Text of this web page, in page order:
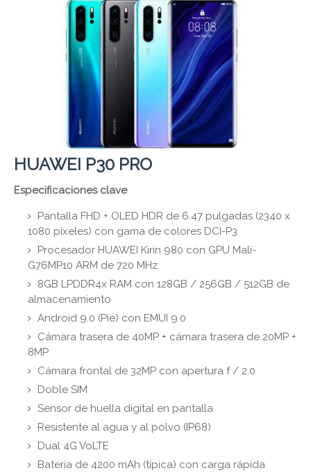
HUAWEI P30 PRO
Especificaciones clave
Pantalla FHD + OLED HDR de 6.47 pulgadas (2340 x
1080 píxeles) con gama de colores DCI-P3
Procesador HUAWEI Kirin 980 con GPU Mali-
G76MP10 ARM de 720 MHz
8GB LPDDR4x RAM con 128GB / 256GB / 512GB de
almacenamiento
Android 9.0 (Pie) con EMUI 9.0
Cámara trasera de 40MP + cámara trasera de 20MP +
8MP
Cámara frontal de 32MP con apertura f / 2.0
Doble SIM
Sensor de huella digital en pantalla
Resistente al agua y al polvo (IP68)
Dual 4G VoLTE
Batería de 4200 mAh (típica) con carga rápida